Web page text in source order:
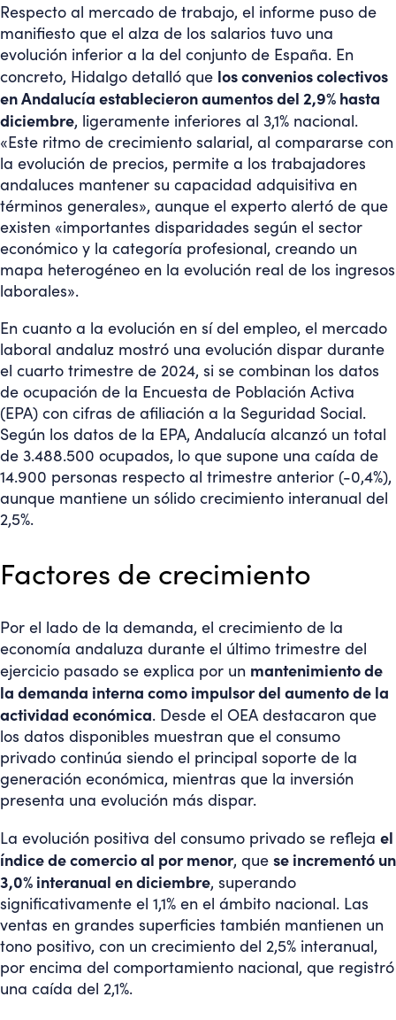
Respecto al mercado de trabajo, el informe puso de
manifiesto que el alza de los salarios tuvo una
evolución inferior a la del conjunto de España. En
concreto, Hidalgo detalló que los convenios colectivos
en Andalucía establecieron aumentos del 2,9% hasta
diciembre, ligeramente inferiores al 3,1% nacional.
«Este ritmo de crecimiento salarial, al compararse con
la evolución de precios, permite a los trabajadores
andaluces mantener su capacidad adquisitiva en
términos generales», aunque el experto alertó de que
existen «importantes disparidades según el sector
económico y la categoría profesional, creando un
mapa heterogéneo en la evolución real de los ingresos
laborales».
En cuanto a la evolución en sí del empleo, el mercado
laboral andaluz mostró una evolución dispar durante
el cuarto trimestre de 2024, si se combinan los datos
de ocupación de la Encuesta de Población Activa
(EPA) con cifras de afiliación a la Seguridad Social.
Según los datos de la EPA, Andalucía alcanzó un total
de 3.488.500 ocupados, lo que supone una caída de
14.900 personas respecto al trimestre anterior (-0,4%),
aunque mantiene un sólido crecimiento interanual del
2,5%.
Factores de crecimiento
Por el lado de la demanda, el crecimiento de la
economía andaluza durante el último trimestre del
ejercicio pasado se explica por un mantenimiento de
la demanda interna como impulsor del aumento de la
actividad económica. Desde el OEA destacaron que
los datos disponibles muestran que el consumo
privado continúa siendo el principal soporte de la
generación económica, mientras que la inversión
presenta una evolución más dispar.
La evolución positiva del consumo privado se refleja el
índice de comercio al por menor, que se incrementó un
3,0% interanual en diciembre, superando
significativamente el 1,1% en el ámbito nacional. Las
ventas en grandes superficies también mantienen un
tono positivo, con un crecimiento del 2,5% interanual,
por encima del comportamiento nacional, que registró
una caída del 2,1%.